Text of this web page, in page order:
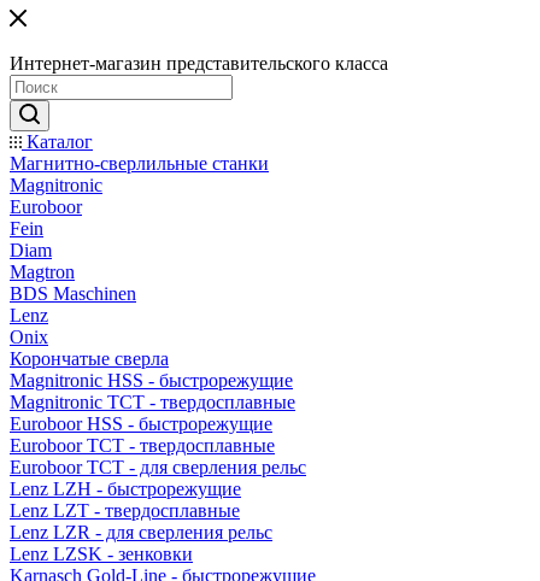
Интернет-магазин представительского класса
Каталог
Магнитно-сверлильные станки
Magnitronic
Euroboor
Fein
Diam
Magtron
BDS Maschinen
Lenz
Onix
Корончатые сверла
Magnitronic HSS - быстрорежущие
Magnitronic TCT - твердосплавные
Euroboor HSS - быстрорежущие
Euroboor TCT - твердосплавные
Euroboor TCT - для сверления рельс
Lenz LZH - быстрорежущие
Lenz LZT - твердосплавные
Lenz LZR - для сверления рельс
Lenz LZSK - зенковки
Karnasch Gold-Line - быстрорежущие